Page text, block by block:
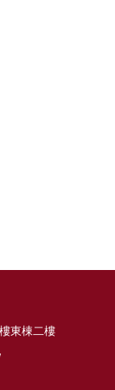
東棟二樓